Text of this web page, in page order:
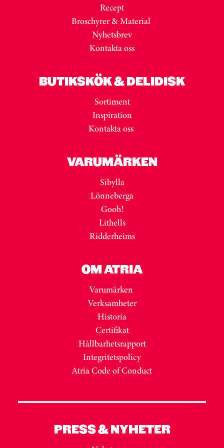
Recept
Broschyrer & Material
Nyhetsbrev
Kontakta oss
BUTIKSKÖK & DELIDISK
Sortiment
Inspiration
Kontakta oss
VARUMÄRKEN
Sibylla
Lönneberga
Gooh!
Lithells
Ridderheims
OM ATRIA
Varumärken
Verksamheter
Historia
Certifikat
Hållbarhetsrapport
Integritetspolicy
Atria Code of Conduct
PRESS & NYHETER